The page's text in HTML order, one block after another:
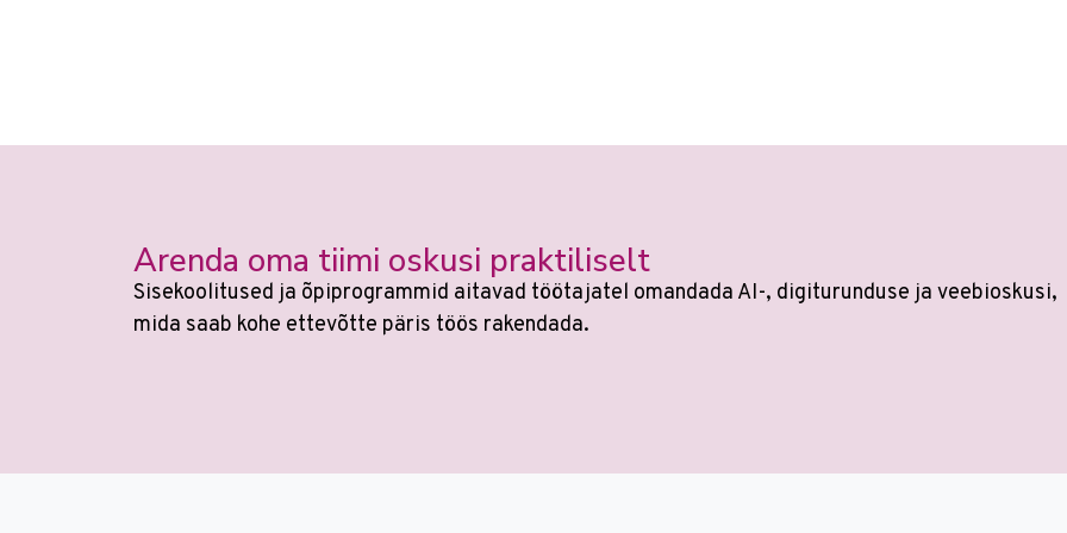
Arenda oma tiimi oskusi praktiliselt
Sisekoolitused ja õpiprogrammid aitavad töötajatel omandada AI-, digiturunduse ja veebioskusi,
mida saab kohe ettevõtte päris töös rakendada.